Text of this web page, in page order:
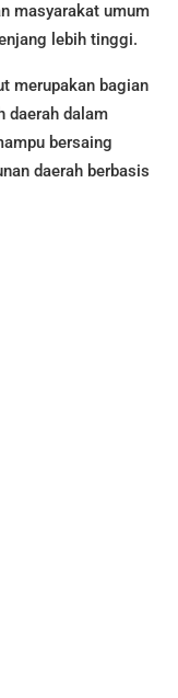
masyarakat umum
lebih tinggi.
merupakan bagian
daerah dalam
bersaing
daerah berbasis